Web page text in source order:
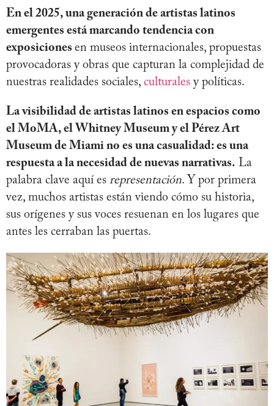
En el 2025, una generación de artistas latinos
emergentes está marcando tendencia con
exposiciones en museos internacionales, propuestas
provocadoras y obras que capturan la complejidad de
nuestras realidades sociales, culturales y políticas.
La visibilidad de artistas latinos en espacios como
el MoMA, el Whitney Museum y el Pérez Art
Museum de Miami no es una casualidad: es una
respuesta a la necesidad de nuevas narrativas. La
palabra clave aquí es representación. Y por primera
vez, muchos artistas están viendo cómo su historia,
sus orígenes y sus voces resuenan en los lugares que
antes les cerraban las puertas.